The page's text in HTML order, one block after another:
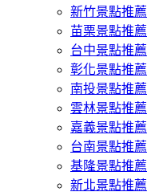
新竹景點推薦
苗栗景點推薦
台中景點推薦
彰化景點推薦
南投景點推薦
雲林景點推薦
嘉義景點推薦
台南景點推薦
基隆景點推薦
新北景點推薦